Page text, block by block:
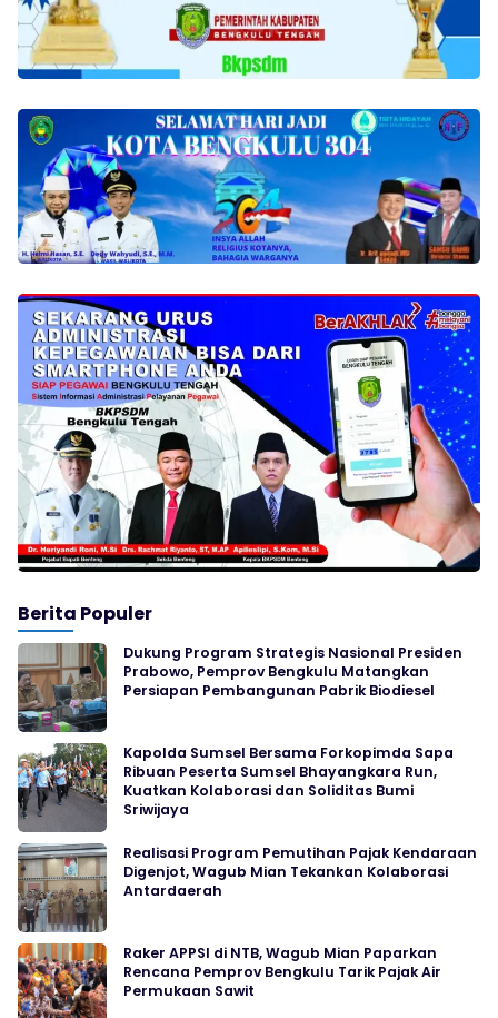
Berita Populer
Dukung Program Strategis Nasional Presiden
Prabowo, Pemprov Bengkulu Matangkan
Persiapan Pembangunan Pabrik Biodiesel
Kapolda Sumsel Bersama Forkopimda Sapa
Ribuan Peserta Sumsel Bhayangkara Run,
Kuatkan Kolaborasi dan Soliditas Bumi
Sriwijaya
Realisasi Program Pemutihan Pajak Kendaraan
Digenjot, Wagub Mian Tekankan Kolaborasi
Antardaerah
Raker APPSI di NTB, Wagub Mian Paparkan
Rencana Pemprov Bengkulu Tarik Pajak Air
Permukaan Sawit